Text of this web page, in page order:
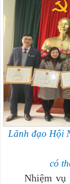
Lãnh đạo Hội
có
Nhiệm vụ